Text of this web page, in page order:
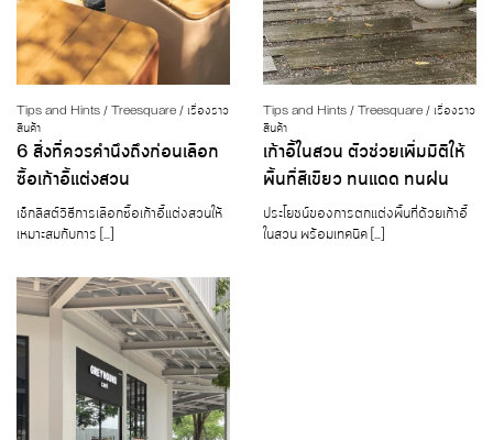
Tips and Hints / Treesquare / เรื่องราว
สินค้า
6 สิ่งที่ควรคำนึงถึงก่อนเลือก
ซื้อเก้าอี้แต่งสวน
เช็กลิสต์วิธีการเลือกซื้อเก้าอี้แต่งสวนให้
เหมาะสมกับการ […]
Tips and Hints / Treesquare / เรื่องราว
สินค้า
เก้าอี้ในสวน ตัวช่วยเพิ่มมิติให้
พื้นที่สีเขียว ทนแดด ทนฝน
ประโยชน์ของการตกแต่งพื้นที่ด้วยเก้าอี้
ในสวน พร้อมเทคนิค […]